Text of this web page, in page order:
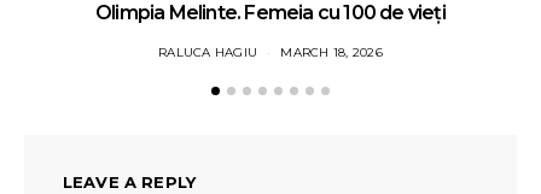
Olimpia Melinte. Femeia cu 100 de vieți
RALUCA HAGIU MARCH 18, 2026
LEAVE A REPLY